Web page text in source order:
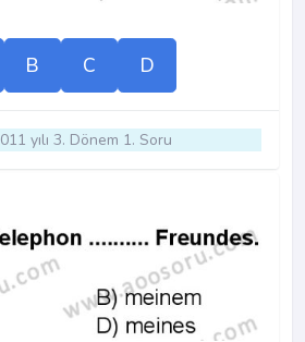
B C D
yılı 3. Dönem 1. Soru